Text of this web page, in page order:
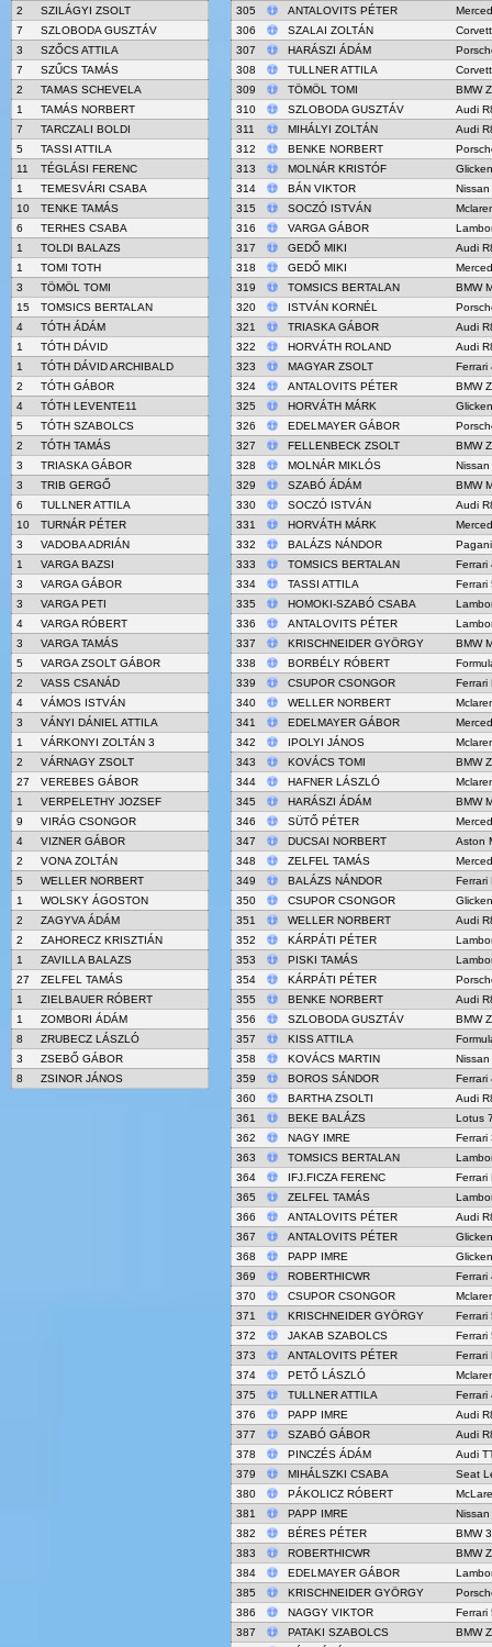
2
SZILÁGYI ZSOLT
7
SZLOBODA GUSZTÁV
3
SZŐCS ATTILA
7
SZŰCS TAMÁS
2
TAMAS SCHEVELA
1
TAMÁS NORBERT
7
TARCZALI BOLDI
5
TASSI ATTILA
11
TÉGLÁSI FERENC
1
TEMESVÁRI CSABA
10
TENKE TAMÁS
6
TERHES CSABA
1
TOLDI BALAZS
1
TOMI TOTH
3
TÖMÖL TOMI
15
TOMSICS BERTALAN
4
TÓTH ÁDÁM
1
TÓTH DÁVID
1
TÓTH DÁVID ARCHIBALD
2
TÓTH GÁBOR
4
TÓTH LEVENTE11
5
TÓTH SZABOLCS
2
TÓTH TAMÁS
3
TRIASKA GÁBOR
3
TRIB GERGŐ
6
TULLNER ATTILA
10
TURNÁR PÉTER
3
VADOBA ADRIÁN
1
VARGA BAZSI
3
VARGA GÁBOR
3
VARGA PETI
4
VARGA RÓBERT
3
VARGA TAMÁS
5
VARGA ZSOLT GÁBOR
2
VASS CSANÁD
4
VÁMOS ISTVÁN
3
VÁNYI DÁNIEL ATTILA
1
VÁRKONYI ZOLTÁN 3
2
VÁRNAGY ZSOLT
27
VEREBES GÁBOR
1
VERPELETHY JOZSEF
9
VIRÁG CSONGOR
4
VIZNER GÁBOR
2
VONA ZOLTÁN
5
WELLER NORBERT
1
WOLSKY ÁGOSTON
2
ZAGYVA ÁDÁM
2
ZAHORECZ KRISZTIÁN
1
ZAVILLA BALAZS
27
ZELFEL TAMÁS
1
ZIELBAUER RÓBERT
1
ZOMBORI ÁDÁM
8
ZRUBECZ LÁSZLÓ
3
ZSEBŐ GÁBOR
8
ZSINOR JÁNOS
305
ANTALOVITS PÉTER
306
SZALAI ZOLTÁN
307
HARÁSZI ÁDÁM
308
TULLNER ATTILA
309
TÖMÖL TOMI
BMW
310
SZLOBODA GUSZTÁV
Audi
311
MIHÁLYI ZOLTÁN
Audi
312
BENKE NORBERT
313
MOLNÁR KRISTÓF
314
BÁN VIKTOR
Nissan
315
SOCZÓ ISTVÁN
316
VARGA GÁBOR
317
GEDŐ MIKI
Audi
318
GEDŐ MIKI
319
TOMSICS BERTALAN
BMW
320
ISTVÁN KORNÉL
321
TRIASKA GÁBOR
Audi
322
HORVÁTH ROLAND
Audi
323
MAGYAR ZSOLT
Ferrari
324
ANTALOVITS PÉTER
BMW
325
HORVÁTH MÁRK
326
EDELMAYER GÁBOR
327
FELLENBECK ZSOLT
BMW
328
MOLNÁR MIKLÓS
Nissan
329
SZABÓ ÁDÁM
BMW
330
SOCZÓ ISTVÁN
Audi
331
HORVÁTH MÁRK
332
BALÁZS NÁNDOR
333
TOMSICS BERTALAN
Ferrari
334
TASSI ATTILA
Ferrari
335
HOMOKI-SZABÓ CSABA
336
ANTALOVITS PÉTER
337
KRISCHNEIDER GYÖRGY
BMW
338
BORBÉLY RÓBERT
339
CSUPOR CSONGOR
Ferrari
340
WELLER NORBERT
341
EDELMAYER GÁBOR
342
IPOLYI JÁNOS
343
KOVÁCS TOMI
BMW
344
HAFNER LÁSZLÓ
345
HARÁSZI ÁDÁM
BMW
346
SÜTŐ PÉTER
347
DUCSAI NORBERT
Aston
348
ZELFEL TAMÁS
349
BALÁZS NÁNDOR
Ferrari
350
CSUPOR CSONGOR
351
WELLER NORBERT
Audi
352
KÁRPÁTI PÉTER
353
PISKI TAMÁS
354
KÁRPÁTI PÉTER
355
BENKE NORBERT
Audi
356
SZLOBODA GUSZTÁV
BMW
357
KISS ATTILA
358
KOVÁCS MARTIN
Nissan
359
BOROS SÁNDOR
Ferrari
360
BARTHA ZSOLTI
Audi
361
BEKE BALÁZS
Lotus
362
NAGY IMRE
Ferrari
363
TOMSICS BERTALAN
364
IFJ.FICZA FERENC
Ferrari
365
ZELFEL TAMÁS
366
ANTALOVITS PÉTER
Audi
367
ANTALOVITS PÉTER
368
PAPP IMRE
369
ROBERTHICWR
Ferrari
370
CSUPOR CSONGOR
371
KRISCHNEIDER GYÖRGY
Ferrari
372
JAKAB SZABOLCS
Ferrari
373
ANTALOVITS PÉTER
Ferrari
374
PETŐ LÁSZLÓ
375
TULLNER ATTILA
Ferrari
376
PAPP IMRE
Audi
377
SZABÓ GÁBOR
Audi
378
PINCZÉS ÁDÁM
Audi
379
MIHÁLSZKI CSABA
Seat
380
PÁKOLICZ RÓBERT
381
PAPP IMRE
Nissan
382
BÉRES PÉTER
BMW
383
ROBERTHICWR
BMW
384
EDELMAYER GÁBOR
385
KRISCHNEIDER GYÖRGY
386
NAGGY VIKTOR
Ferrari
387
PATAKI SZABOLCS
BMW